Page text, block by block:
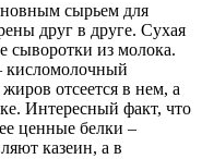
сырьем для
друг в друге. Сухая
сыворотки из молока.
кисломолочный
отсеется в нем, а
Интересный факт, что
ценные белки –
казеин, а в